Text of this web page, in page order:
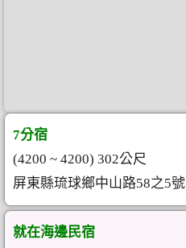
7分宿
(4200 ~ 4200) 302公尺
屏東縣琉球鄉中山路58之5號
就在海邊民宿